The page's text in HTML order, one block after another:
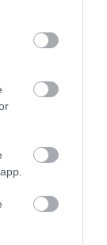
Adatvédelmi